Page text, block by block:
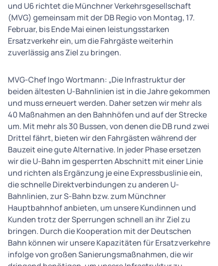
und U6 richtet die Münchner Verkehrsgesellschaft
(MVG) gemeinsam mit der DB Regio von Montag, 17.
Februar, bis Ende Mai einen leistungsstarken
Ersatzverkehr ein, um die Fahrgäste weiterhin
zuverlässig ans Ziel zu bringen.
MVG-Chef Ingo Wortmann: „Die Infrastruktur der
beiden ältesten U-Bahnlinien ist in die Jahre gekommen
und muss erneuert werden. Daher setzen wir mehr als
40 Maßnahmen an den Bahnhöfen und auf der Strecke
um. Mit mehr als 30 Bussen, von denen die DB rund zwei
Drittel fährt, bieten wir den Fahrgästen während der
Bauzeit eine gute Alternative. In jeder Phase ersetzen
wir die U-Bahn im gesperrten Abschnitt mit einer Linie
und richten als Ergänzung je eine Expressbuslinie ein,
die schnelle Direktverbindungen zu anderen U-
Bahnlinien, zur S-Bahn bzw. zum Münchner
Hauptbahnhof anbieten, um unsere Kundinnen und
Kunden trotz der Sperrungen schnell an ihr Ziel zu
bringen. Durch die Kooperation mit der Deutschen
Bahn können wir unsere Kapazitäten für Ersatzverkehre
infolge von großen Sanierungsmaßnahmen, die wir